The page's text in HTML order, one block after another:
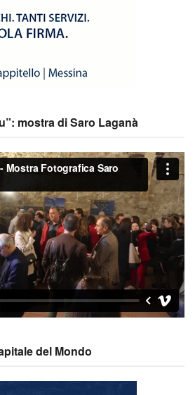
mostra di Saro Laganà
del Mondo